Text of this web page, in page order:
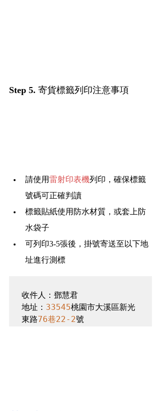
Step 5. 寄貨標籤列印注意事項
請使用雷射印表機列印，確保標籤
號碼可正確判讀
標籤貼紙使用防水材質，或套上防
水袋子
可列印3-5張後，掛號寄送至以下地
址進行測標
收件人：鄧慧君
地址： 33545桃園市大溪區新光
東路76巷22-2